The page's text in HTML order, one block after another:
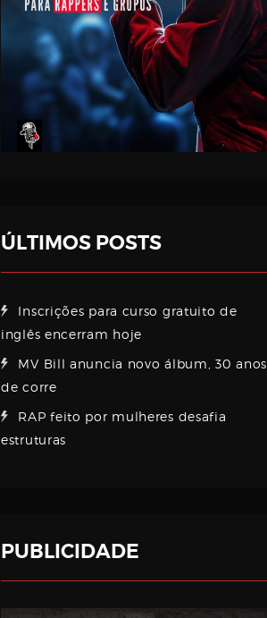
ÚLTIMOS POSTS
Inscrições para curso gratuito de
inglês encerram hoje
MV Bill anuncia novo álbum, 30 anos
de corre
RAP feito por mulheres desafia
estruturas
PUBLICIDADE